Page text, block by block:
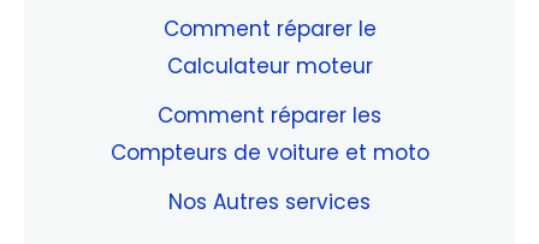
Comment réparer le
Calculateur moteur
Comment réparer les
Compteurs de voiture et moto
Nos Autres services